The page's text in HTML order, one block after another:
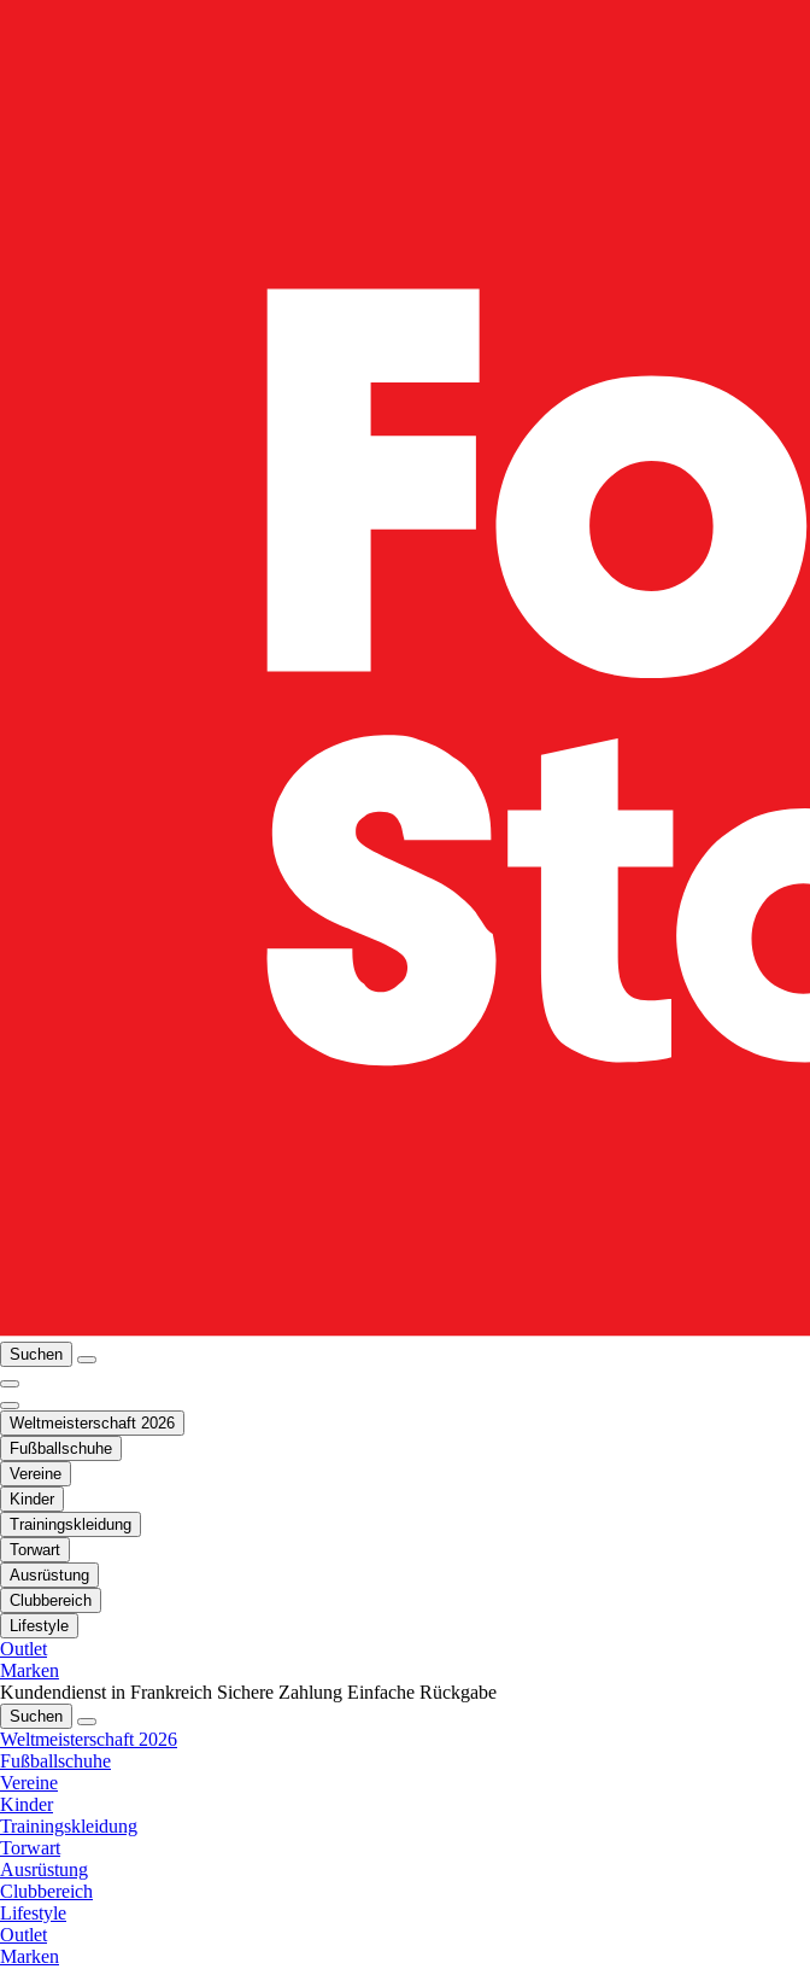
Suchen
Weltmeisterschaft 2026
Fußballschuhe
Vereine
Kinder
Trainingskleidung
Torwart
Ausrüstung
Clubbereich
Lifestyle
Outlet
Marken
Kundendienst in Frankreich Sichere Zahlung Einfache Rückgabe
Suchen
Weltmeisterschaft 2026
Fußballschuhe
Vereine
Kinder
Trainingskleidung
Torwart
Ausrüstung
Clubbereich
Lifestyle
Outlet
Marken